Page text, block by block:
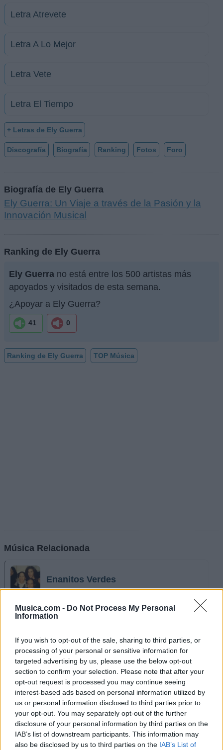
Musica.com - Do Not Process My Personal
Information
If you wish to opt-out of the sale, sharing to third parties, or
processing of your personal or sensitive information for
targeted advertising by us, please use the below opt-out
section to confirm your selection. Please note that after your
opt-out request is processed you may continue seeing
interest-based ads based on personal information utilized by
us or personal information disclosed to third parties prior to
your opt-out. You may separately opt-out of the further
disclosure of your personal information by third parties on the
IAB’s list of downstream participants. This information may
also be disclosed by us to third parties on the IAB’s List of
Letra Atrevete
Letra A Lo Mejor
Letra Vete
Letra El Tiempo
+ Letras de Ely Guerra
Discografía Biografía Ranking Fotos Foro
Biografía de Ely Guerra
Ely Guerra: Un Viaje a través de la Pasión y la
Innovación Musical
Ranking de Ely Guerra
Ely Guerra no está entre los 500 artistas más
apoyados y visitados de esta semana.
¿Apoyar a Ely Guerra?
41 0
Ranking de Ely Guerra TOP Música
Música Relacionada
Enanitos Verdes
Vicentico
Los Fabulosos Cadillacs